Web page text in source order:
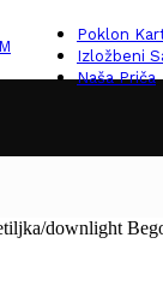
Poklon
Izložbeni
Naša Priča
downlight